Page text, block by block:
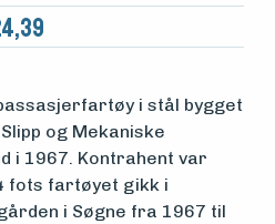
i stål bygget
og Mekaniske
i 1967. Kontrahent var
fots fartøyet gikk i
i Søgne fra 1967 til